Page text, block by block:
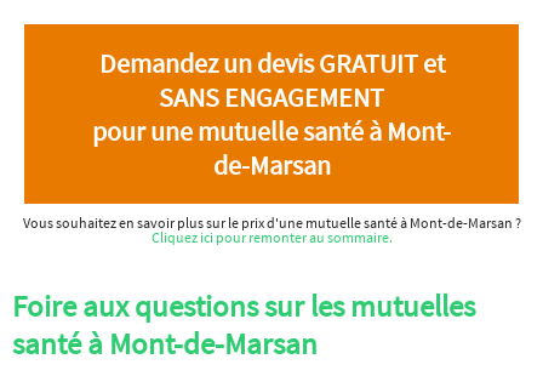
Demandez un devis GRATUIT et
SANS ENGAGEMENT
pour une mutuelle santé à Mont-
de-Marsan
Vous souhaitez en savoir plus sur le prix d'une mutuelle santé à Mont-de-Marsan ?
Cliquez ici pour remonter au sommaire.
Foire aux questions sur les mutuelles
santé à Mont-de-Marsan